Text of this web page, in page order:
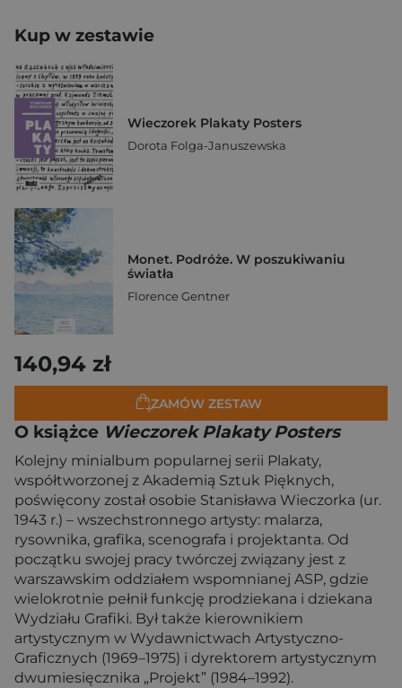
Kup w zestawie
Wieczorek Plakaty Posters
Dorota Folga-Januszewska
Monet. Podróże. W poszukiwaniu
światła
Florence Gentner
140,94 zł
ZAMÓW ZESTAW
O książce Wieczorek Plakaty Posters
Kolejny minialbum popularnej serii Plakaty,
współtworzonej z Akademią Sztuk Pięknych,
poświęcony został osobie Stanisława Wieczorka (ur.
1943 r.) – wszechstronnego artysty: malarza,
rysownika, grafika, scenografa i projektanta. Od
początku swojej pracy twórczej związany jest z
warszawskim oddziałem wspomnianej ASP, gdzie
wielokrotnie pełnił funkcję prodziekana i dziekana
Wydziału Grafiki. Był także kierownikiem
artystycznym w Wydawnictwach Artystyczno-
Graficznych (1969–1975) i dyrektorem artystycznym
dwumiesięcznika „Projekt” (1984–1992).